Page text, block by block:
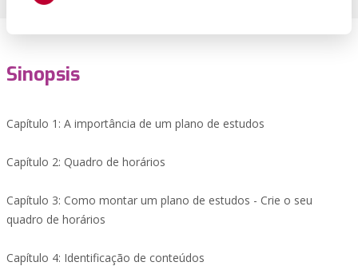
Sinopsis
Capítulo 1: A importância de um plano de estudos
Capítulo 2: Quadro de horários
Capítulo 3: Como montar um plano de estudos - Crie o seu
quadro de horários
Capítulo 4: Identificação de conteúdos